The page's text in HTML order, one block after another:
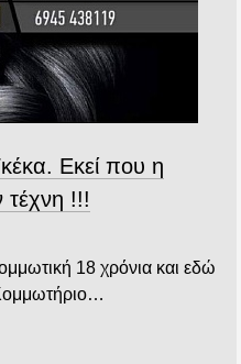
Εκεί που η
τέχνη !!!
18 χρόνια και εδώ
Κομμωτήριο…